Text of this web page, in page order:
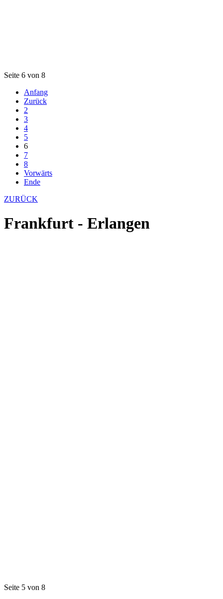
Seite 6 von 8
Anfang
Zurück
2
3
4
5
6
7
8
Vorwärts
Ende
ZURÜCK
Frankfurt - Erlangen
Seite 5 von 8